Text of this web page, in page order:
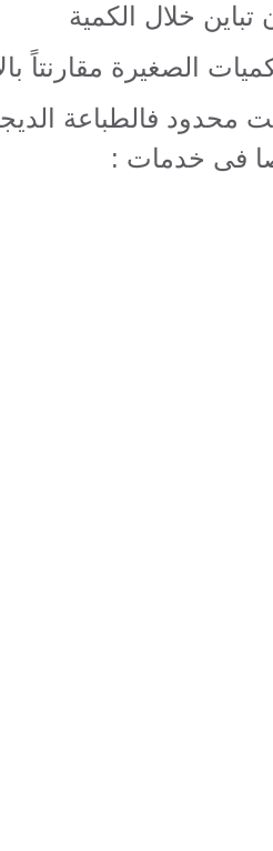
خلال الكمية
الصغيرة مقارنتاً
محدود فالطباعة
فى خدمات :